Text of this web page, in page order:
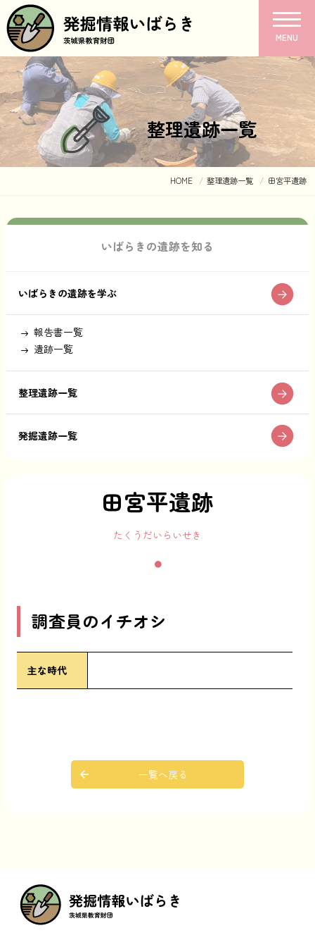
MENU
整理遺跡一覧
HOME 整理遺跡一覧 田宮平遺跡
いばらきの遺跡を知る
いばらきの遺跡を学ぶ
報告書一覧
遺跡一覧
整理遺跡一覧
発掘遺跡一覧
田宮平遺跡
たくうだいらいせき
調査員のイチオシ
主な時代
一覧へ戻る